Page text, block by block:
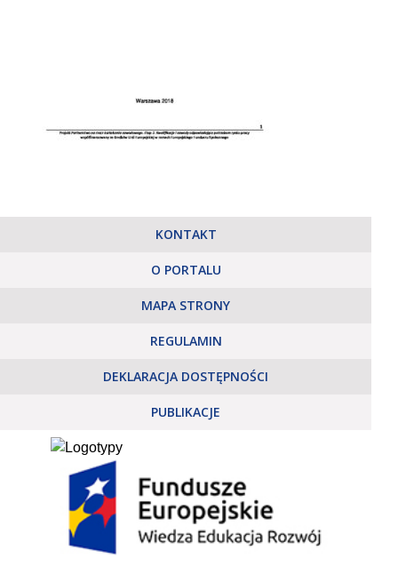
KONTAKT
O PORTALU
MAPA STRONY
REGULAMIN
DEKLARACJA DOSTĘPNOŚCI
PUBLIKACJE